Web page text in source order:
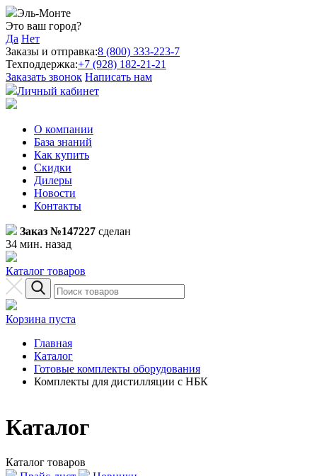
Эль-Монте
Это ваш город?
Да Нет
Заказы и отправка:8 (800) 333-223-7
Техподдержка:+7 (928) 182-21-21
Заказать звонок Написать нам
Личный кабинет
О компании
База знаний
Как купить
Скидки
Дилеры
Новости
Контакты
Заказ №147227 сделан
34 мин. назад
Каталог товаров
Корзина пуста
Главная
Каталог
Готовые комплекты оборудования
Комплекты для дистилляции с НБК
Каталог
Каталог товаров